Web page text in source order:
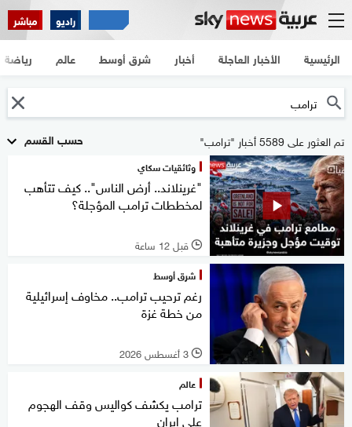
راديو مباشر
الرئيسية الأخبار العاجلة أخبار شرق أوسط عالم رياضة
حسب القسم تم العثور على 5589 أخبار "ترامب"
وثائقيات سكاي
"غرينلاند.. أرض الناس".. كيف تتأهب
لمخططات ترامب المؤجلة؟
l قبل 12 ساعة
شرق أوسط
رغم ترحيب ترامب.. مخاوف إسرائيلية
من خطة غزة
l 3 أغسطس 2026
عالم
ترامب يكشف كواليس وقف الهجوم
على إيران